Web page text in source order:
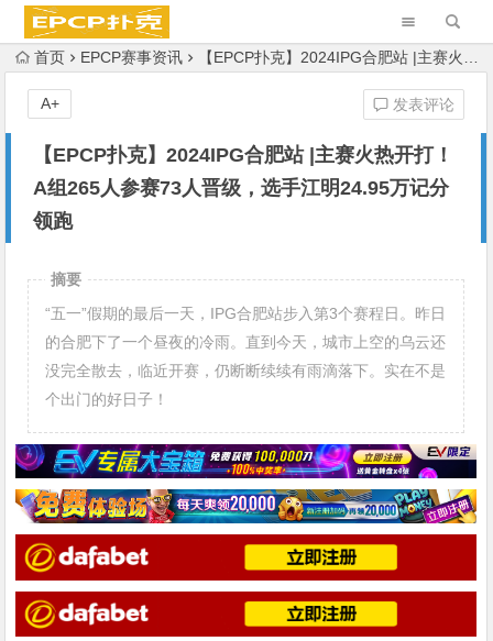
首页 EPCP赛事资讯 【EPCP扑克】2024IPG合肥站 |主赛火热开打！A组265人参赛73人晋级，选手江明24.95万记分领跑
【EPCP扑克】2024IPG合肥站 |主赛火热开打！
A组265人参赛73人晋级，选手江明24.95万记分
领跑
发表评论
A+
摘要
“五一”假期的最后一天，IPG合肥站步入第3个赛程日。昨日
的合肥下了一个昼夜的冷雨。直到今天，城市上空的乌云还
没完全散去，临近开赛，仍断断续续有雨滴落下。实在不是
个出门的好日子！